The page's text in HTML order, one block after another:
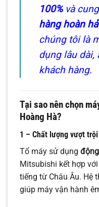
100%và
hàng hoàn
chúng tôi là
dụng lâu dài,
khách hàng.
Tại sao nên chọn
Hoàng Hà?
1 – Chất lượng vượt trội
Tổ máy sử dụng
Mitsubishi kết hợp
tiếng từ Châu Âu. Hệ
giúp máy vận hành